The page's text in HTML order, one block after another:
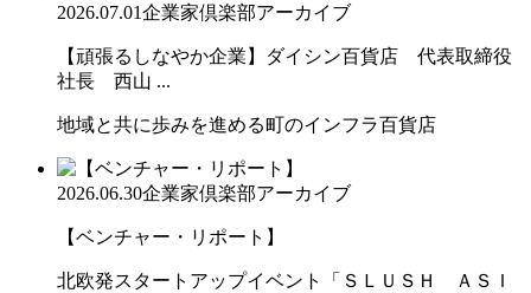
2026.07.01企業家倶楽部アーカイブ
【頑張るしなやか企業】ダイシン百貨店 代表取締役
社長 西山 ...
地域と共に歩みを進める町のインフラ百貨店
2026.06.30企業家倶楽部アーカイブ
【ベンチャー・リポート】
北欧発スタートアップイベント「ＳＬＵＳＨ ＡＳＩ